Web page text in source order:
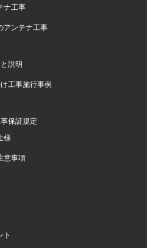
ナ工事
アンテナ工事
説明
工事施行事例
保証規定
様
意事項
ト